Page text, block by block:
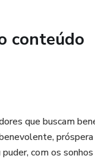
conteúdo
que buscam
com os